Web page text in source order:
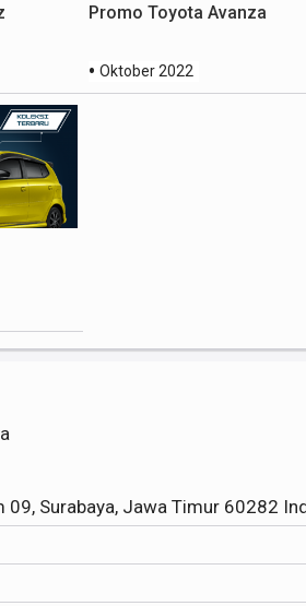
Promo Toyota Avanza
Oktober 2022
09, Surabaya, Jawa Timur 60282